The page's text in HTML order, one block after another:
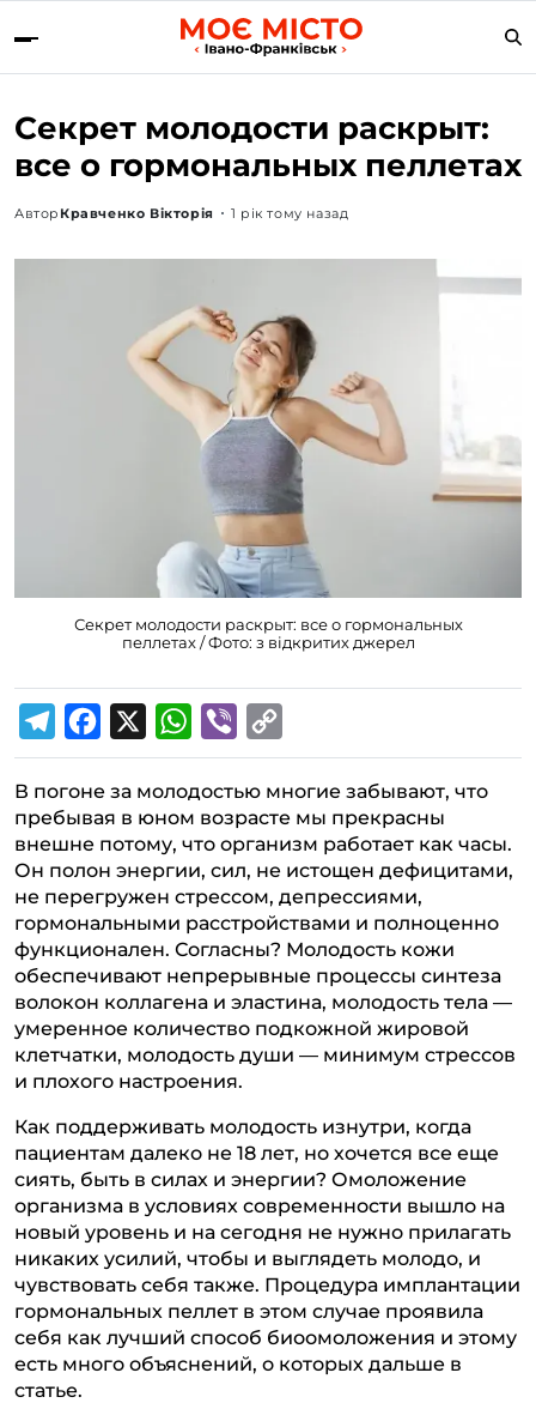
Секрет молодости раскрыт:
все о гормональных пеллетах
Автор Кравченко Вікторія 1 рік тому назад
Секрет молодости раскрыт: все о гормональных
пеллетах / Фото: з відкритих джерел
e
l
e
g
r
a
m
a
c
e
b
o
o
k
W
h
a
t
s
A
p
p
i
b
e
r
o
p
y
L
i
n
k
В погоне за молодостью многие забывают, что
пребывая в юном возрасте мы прекрасны
внешне потому, что организм работает как часы.
Он полон энергии, сил, не истощен дефицитами,
не перегружен стрессом, депрессиями,
гормональными расстройствами и полноценно
функционален. Согласны? Молодость кожи
обеспечивают непрерывные процессы синтеза
волокон коллагена и эластина, молодость тела —
умеренное количество подкожной жировой
клетчатки, молодость души — минимум стрессов
и плохого настроения.
Как поддерживать молодость изнутри, когда
пациентам далеко не 18 лет, но хочется все еще
сиять, быть в силах и энергии? Омоложение
организма в условиях современности вышло на
новый уровень и на сегодня не нужно прилагать
никаких усилий, чтобы и выглядеть молодо, и
чувствовать себя также. Процедура имплантации
гормональных пеллет в этом случае проявила
себя как лучший способ биоомоложения и этому
есть много объяснений, о которых дальше в
статье.